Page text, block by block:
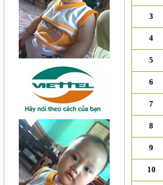
3
4
5
6
7
8
9
10